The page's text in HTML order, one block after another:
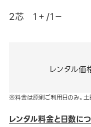
2芯 1＋/1－
レンタル価
※料金は原則ご利用日のみ。土
レンタル料金と日数に